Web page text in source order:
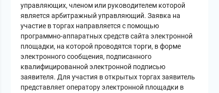
управляющих, членом или руководителем которой
является арбитражный управляющий. Заявка на
участие в торгах направляется с помощью
программно-аппаратных средств сайта электронной
площадки, на которой проводятся торги, в форме
электронного сообщения, подписанного
квалифицированной электронной подписью
заявителя. Для участия в открытых торгах заявитель
представляет оператору электронной площадки в